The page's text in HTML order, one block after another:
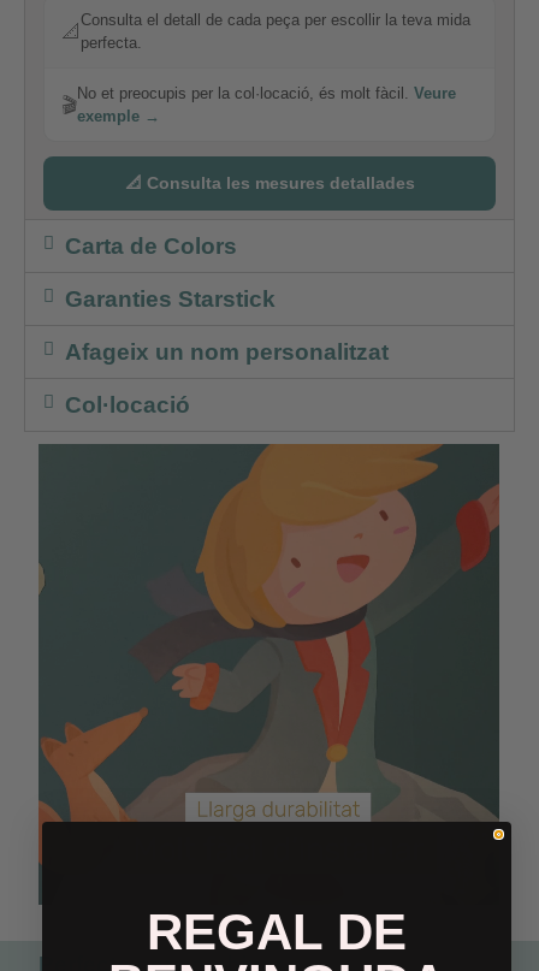
📐
Consulta el detall de cada peça per escollir la teva mida
perfecta.
🎬
No et preocupis per la col·locació, és molt fàcil. Veure
exemple →
📐 Consulta les mesures detallades
Carta de Colors
Garanties Starstick
Afageix un nom personalitzat
Col·locació
Perfecte per combinar
REGAL DE